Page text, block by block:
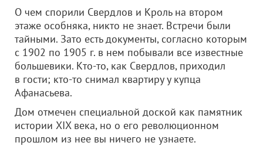
О чем спорили Свердлов и Кроль на втором
этаже особняка, никто не знает. Встречи были
тайными. Зато есть документы, согласно которым
с 1902 по 1905 г. в нем побывали все известные
большевики. Кто-то, как Свердлов, приходил
в гости; кто-то снимал квартиру у купца
Афанасьева.
Дом отмечен специальной доской как памятник
истории XIX века, но о его революционном
прошлом из нее вы ничего не узнаете.